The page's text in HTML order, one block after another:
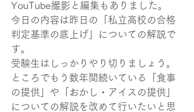
YouTube撮影と編集もありました。
今日の内容は昨日の「私立高校の合格
判定基準の底上げ」についての解説で
す。
受験生はしっかりやり切りましょう。
ところでもう数年間続いている「食事
の提供」や「おかし・アイスの提供」
についての解説を改めて行いたいと思